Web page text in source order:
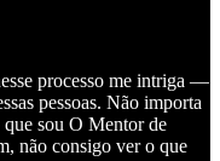
processo me intriga —
pessoas. Não importa
que sou O Mentor de
não consigo ver o que